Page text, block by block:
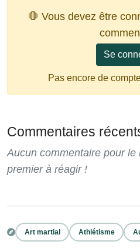
🛑 Vous devez être
Se
Pas encore de
Commentaires
Aucun commentaire pour le
premier à réagir !
Art martial Athlétisme